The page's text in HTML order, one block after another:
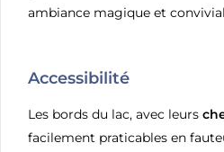
ambiance magique et
Accessibilité
Les bords du lac, avec leurs
facilement praticables en